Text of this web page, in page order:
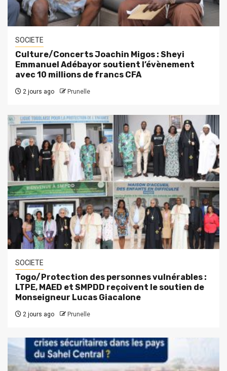
SOCIETE
Culture/Concerts Joachin Migos : Sheyi
Emmanuel Adébayor soutient l’évènement
avec 10 millions de francs CFA
2 jours ago Prunelle
SOCIETE
Togo/Protection des personnes vulnérables :
LTPE, MAED et SMPDD reçoivent le soutien de
Monseigneur Lucas Giacalone
2 jours ago Prunelle